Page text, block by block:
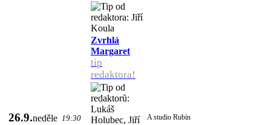
26.9.neděle 19:30
Zvrhlá
Margaret
tip
redaktora!
A studio Rubín